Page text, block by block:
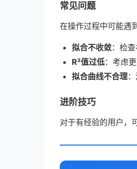
常见问题
在操作过程中可能遇
拟合不收敛：检
R²值过低：考虑
拟合曲线不合理
进阶技巧
对于有经验的用户，